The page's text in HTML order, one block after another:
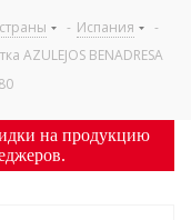
- Испания
-
AZULEJOS BENADRESA
на продукцию